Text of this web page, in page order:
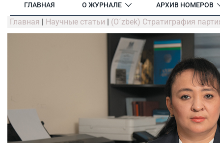
ГЛАВНАЯ О ЖУРНАЛЕ АРХИВ НОМЕРОВ
Главная | Научные статьи | (O´zbek) Стратиграфия